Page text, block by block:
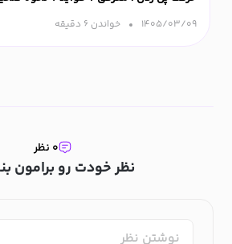
۱۴۰۵/۰۳/۰۹ خواندن ۶ دقیقه‌
نظر خودت رو برامون
۰ نظر